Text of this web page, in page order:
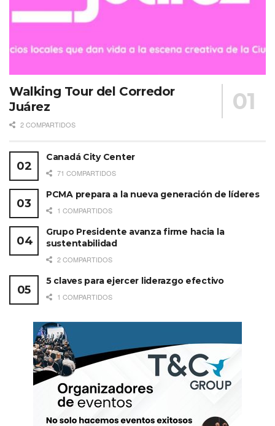
Walking Tour del Corredor
Juárez
2 COMPARTIDOS
Canadá City Center
71 COMPARTIDOS
PCMA prepara a la nueva generación de líderes
1 COMPARTIDOS
Grupo Presidente avanza firme hacia la
sustentabilidad
2 COMPARTIDOS
5 claves para ejercer liderazgo efectivo
1 COMPARTIDOS